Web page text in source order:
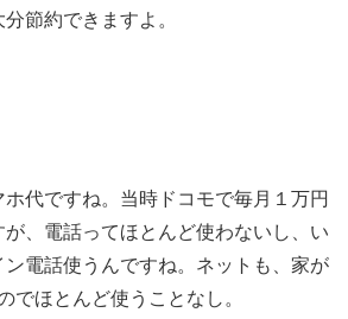
節約できますよ。
代ですね。当時ドコモで毎月１万円
が、電話ってほとんど使わないし、い
電話使うんですね。ネットも、家が
でほとんど使うことなし。